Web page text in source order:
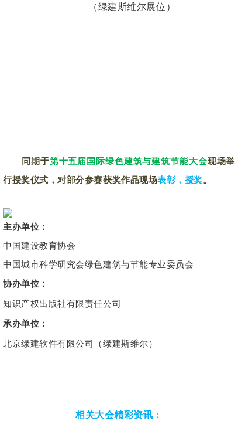
（绿建斯维尔展位）
同期于第十五届国际绿色建筑与建筑节能大会现场举
行授奖仪式，对部分参赛获奖作品现场表彰，授奖。
主办单位：
中国建设教育协会
中国城市科学研究会绿色建筑与节能专业委员会
协办单位：
知识产权出版社有限责任公司
承办单位：
北京绿建软件有限公司 （绿建斯维尔）
相关大会精彩资讯：